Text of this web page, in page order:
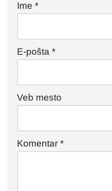
Ime *
E-pošta *
Veb mesto
Komentar *